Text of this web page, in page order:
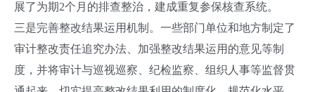
展了为期2个月的排查整治，建成重复参保核查系统。
三是完善整改结果运用机制。一些部门单位和地方制定了
审计整改责任追究办法、加强整改结果运用的意见等制
度，并将审计与巡视巡察、纪检监察、组织人事等监督贯